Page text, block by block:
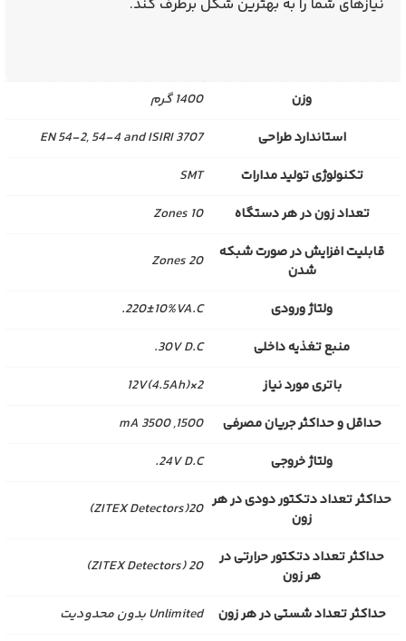
نیازهای شما را به بهترین شکل برطرف کند.
وزن
1400 گرم
استاندارد طراحی
EN 54-2, 54-4 and ISIRI 3707
تکنولوژی تولید مدارات
SMT
تعداد زون در هر دستگاه
10 Zones
قابلیت افزایش در صورت شبکه
شدن
20 Zones
ولتاژ ورودی
220±10%VA.C.
منبع تغذیه داخلی
30V D.C.
باتری مورد نیاز
2×12V(4.5Ah)
حداقل و حداکثر جریان مصرفی
1500, 3500 mA
ولتاژ خروجی
24V D.C.
حداکثر تعداد دتکتور دودی در هر
زون
20(ZITEX Detectors)
حداکثر تعداد دتکتور حرارتی در
هر زون
20 (ZITEX Detectors)
حداکثر تعداد شستی در هر زون
Unlimited بدون محدودیت